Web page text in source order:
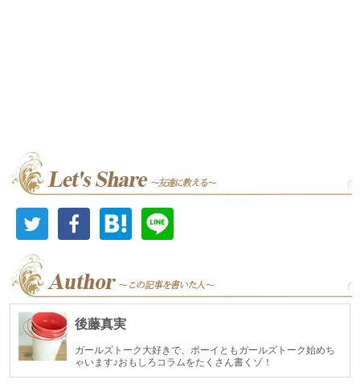
後藤真実
ガールズトーク大好きで、ボーイともガールズトーク始めち
ゃいます♪おもしろコラムをたくさん書くゾ！